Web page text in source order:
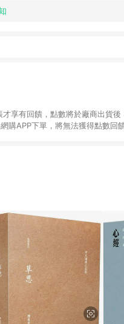
享有回饋，點數將於廠商出貨後
購APP下單，將無法獲得點數回
「我的訂單」頁面查詢，請依